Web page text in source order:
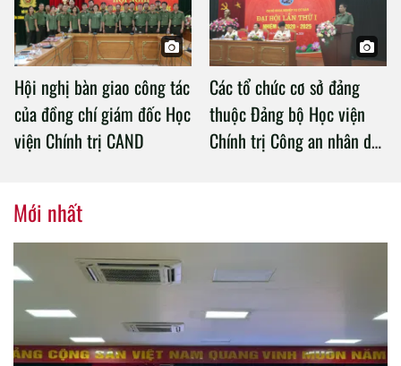
Hội nghị bàn giao công tác
của đồng chí giám đốc Học
viện Chính trị CAND
Các tổ chức cơ sở đảng
thuộc Đảng bộ Học viện
Chính trị Công an nhân dân
Mới nhất